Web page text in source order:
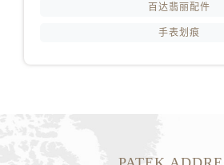
百达翡丽配件
手表划痕